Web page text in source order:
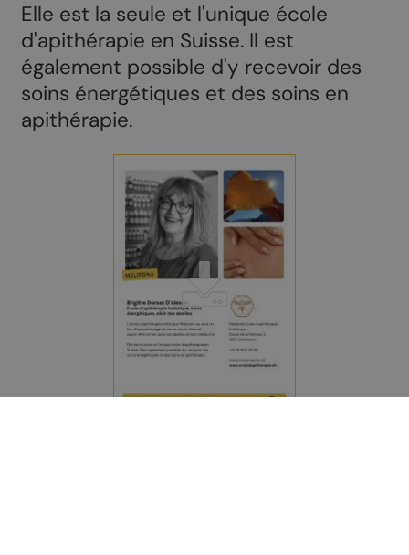
Elle est la seule et l'unique école
d'apithérapie en Suisse. Il est
également possible d'y recevoir des
soins énergétiques et des soins en
apithérapie.